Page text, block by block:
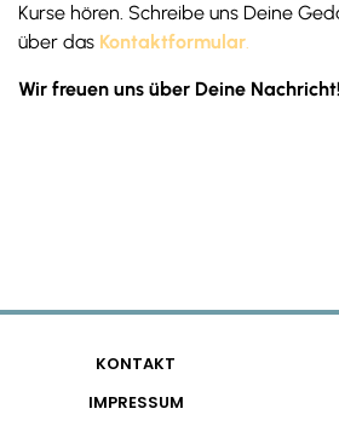
Kurse hören. Schreibe uns Deine
über das Kontaktformular.
Wir freuen uns über Deine Nachricht!
KONTAKT
IMPRESSUM